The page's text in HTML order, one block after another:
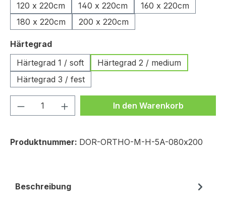
120 x 220cm
140 x 220cm
160 x 220cm
180 x 220cm
200 x 220cm
Härtegradauswählen
Härtegrad 1 / soft
Härtegrad 2 / medium
Härtegrad 3 / fest
Produkt Anzahl: Gib denIn den Warenkorb
Produktnummer: DOR-ORTHO-M-H-5A-080x200
Beschreibung